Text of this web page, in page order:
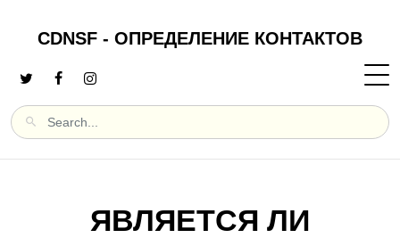
CDNSF - ОПРЕДЕЛЕНИЕ КОНТАКТОВ
ЯВЛЯЕТСЯ ЛИ